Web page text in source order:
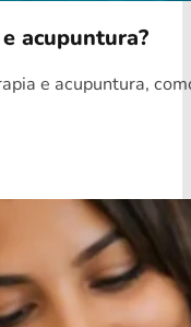
acupuntura?
e acupuntura,